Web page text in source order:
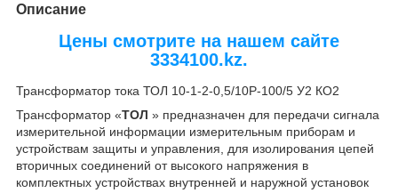
Описание
Цены смотрите на нашем сайте
3334100.kz.
Трансформатор тока ТОЛ 10-1-2-0,5/10Р-100/5 У2 КО2
Трансформатор «ТОЛ » предназначен для передачи сигнала
измерительной информации измерительным приборам и
устройствам защиты и управления, для изолирования цепей
вторичных соединений от высокого напряжения в
комплектных устройствах внутренней и наружной установок